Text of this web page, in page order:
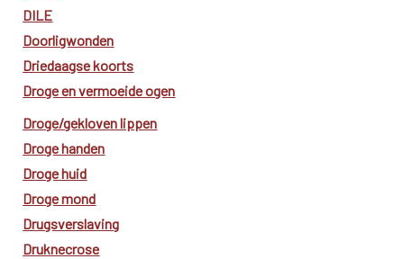
DILE
Doorligwonden
Driedaagse koorts
Droge en vermoeide ogen
Droge/gekloven lippen
Droge handen
Droge huid
Droge mond
Drugsverslaving
Druknecrose